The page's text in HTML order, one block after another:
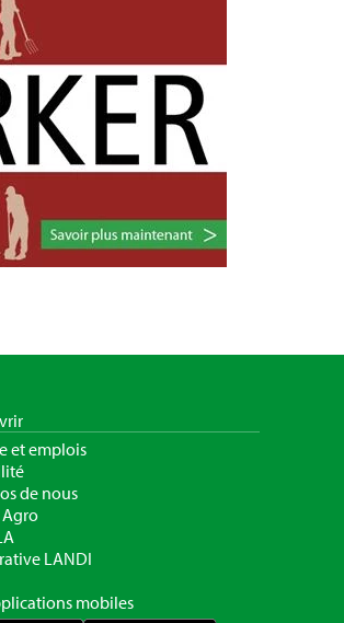
et emplois
de nous
LANDI
mobiles